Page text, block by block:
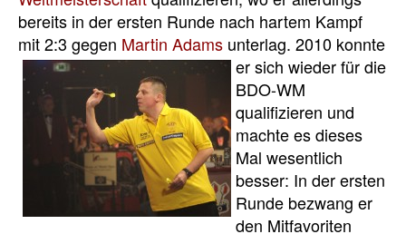
bereits in der ersten Runde nach hartem Kampf
mit 2:3 gegen Martin Adams unterlag. 2010 konnte
er sich wieder für die
BDO-WM
qualifizieren und
machte es dieses
Mal wesentlich
besser: In der ersten
Runde bezwang er
den Mitfavoriten